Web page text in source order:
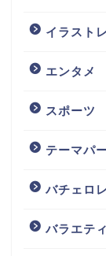
イラスト
エンタメ
スポーツ
テーマパ
バチェロ
バラエテ